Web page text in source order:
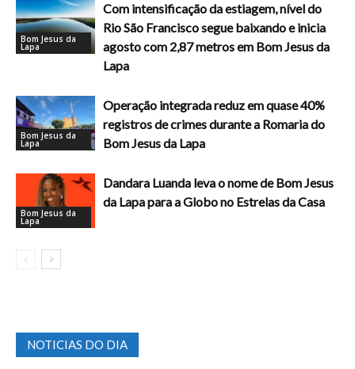
Bom Jesus da
Lapa
Com intensificação da estiagem, nível do
Rio São Francisco segue baixando e inicia
agosto com 2,87 metros em Bom Jesus da
Lapa
Bom Jesus da
Lapa
Operação integrada reduz em quase 40%
registros de crimes durante a Romaria do
Bom Jesus da Lapa
Bom Jesus da
Lapa
Dandara Luanda leva o nome de Bom Jesus
da Lapa para a Globo no Estrelas da Casa
NOTICIAS DO DIA